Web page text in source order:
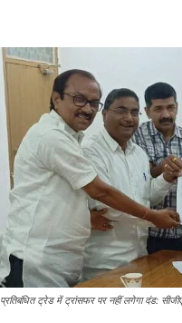
प्रतिबंधित ट्रेड में ट्रांसफर पर नहीं लगेगा दंड: